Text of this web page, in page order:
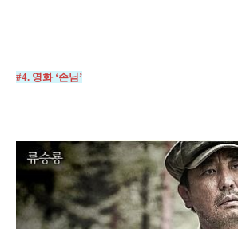
#4. 영화 ‘손님 ’